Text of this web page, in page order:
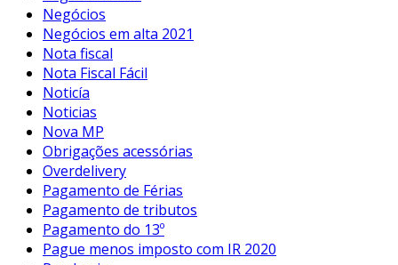
Negócios
Negócios em alta 2021
Nota fiscal
Nota Fiscal Fácil
Noticía
Noticias
Nova MP
Obrigações acessórias
Overdelivery
Pagamento de Férias
Pagamento de tributos
Pagamento do 13º
Pague menos imposto com IR 2020